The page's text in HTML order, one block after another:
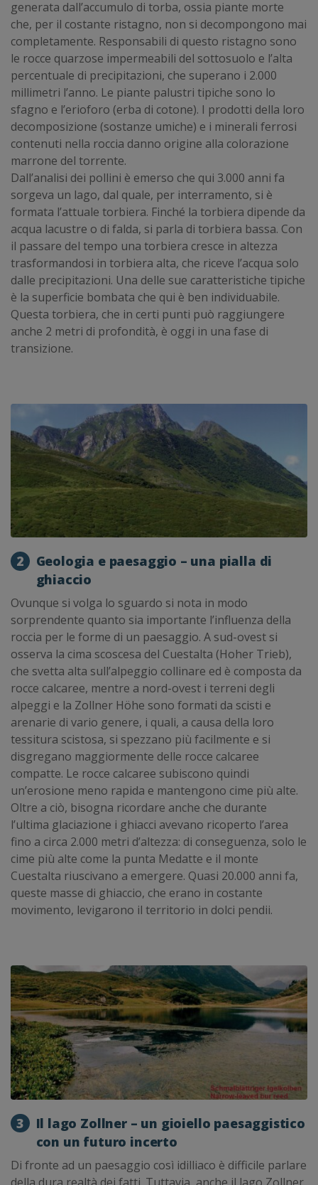
generata dall’accumulo di torba, ossia piante morte
che, per il costante ristagno, non si decompongono mai
completamente. Responsabili di questo ristagno sono
le rocce quarzose impermeabili del sottosuolo e l’alta
percentuale di precipitazioni, che superano i 2.000
millimetri l’anno. Le piante palustri tipiche sono lo
sfagno e l’erioforo (erba di cotone). I prodotti della loro
decomposizione (sostanze umiche) e i minerali ferrosi
contenuti nella roccia danno origine alla colorazione
marrone del torrente.
Dall’analisi dei pollini è emerso che qui 3.000 anni fa
sorgeva un lago, dal quale, per interramento, si è
formata l’attuale torbiera. Finché la torbiera dipende da
acqua lacustre o di falda, si parla di torbiera bassa. Con
il passare del tempo una torbiera cresce in altezza
trasformandosi in torbiera alta, che riceve l’acqua solo
dalle precipitazioni. Una delle sue caratteristiche tipiche
è la superficie bombata che qui è ben individuabile.
Questa torbiera, che in certi punti può raggiungere
anche 2 metri di profondità, è oggi in una fase di
transizione.
2
Geologia e paesaggio – una pialla di
ghiaccio
Ovunque si volga lo sguardo si nota in modo
sorprendente quanto sia importante l’influenza della
roccia per le forme di un paesaggio. A sud-ovest si
osserva la cima scoscesa del Cuestalta (Hoher Trieb),
che svetta alta sull’alpeggio collinare ed è composta da
rocce calcaree, mentre a nord-ovest i terreni degli
alpeggi e la Zollner Höhe sono formati da scisti e
arenarie di vario genere, i quali, a causa della loro
tessitura scistosa, si spezzano più facilmente e si
disgregano maggiormente delle rocce calcaree
compatte. Le rocce calcaree subiscono quindi
un’erosione meno rapida e mantengono cime più alte.
Oltre a ciò, bisogna ricordare anche che durante
l’ultima glaciazione i ghiacci avevano ricoperto l’area
fino a circa 2.000 metri d’altezza: di conseguenza, solo le
cime più alte come la punta Medatte e il monte
Cuestalta riuscivano a emergere. Quasi 20.000 anni fa,
queste masse di ghiaccio, che erano in costante
movimento, levigarono il territorio in dolci pendii.
3
Il lago Zollner – un gioiello paesaggistico
con un futuro incerto
Di fronte ad un paesaggio così idilliaco è difficile parlare